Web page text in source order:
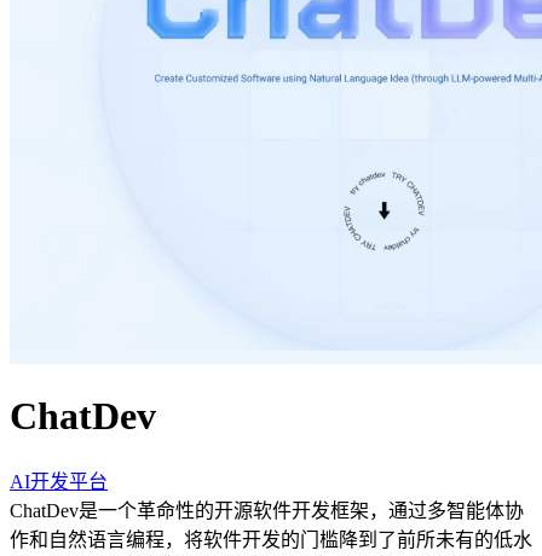
ChatDev
AI开发平台
ChatDev是一个革命性的开源软件开发框架，通过多智能体协
作和自然语言编程，将软件开发的门槛降到了前所未有的低水